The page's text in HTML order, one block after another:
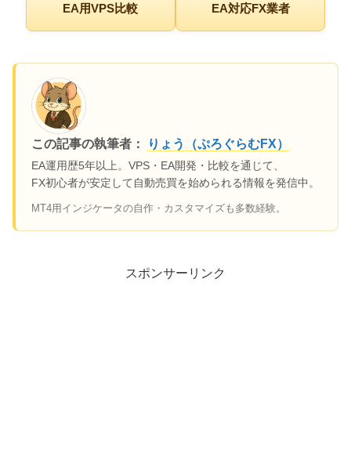
EA用VPS比較 EA対応FX業者
この記事の執筆者： りょう（ぷろぐらむFX）
EA運用歴5年以上。VPS・EA開発・比較を通じて、
FX初心者が安定して自動売買を始められる情報を発信中。
MT4用インジケータの自作・カスタマイズも多数経験。
スポンサーリンク